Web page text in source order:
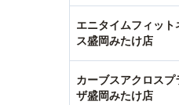
エニタイムフィット
ス盛岡みたけ店
カーブスアクロスプ
ザ盛岡みたけ店